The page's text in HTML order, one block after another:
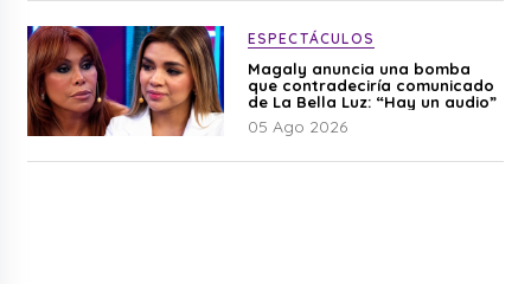
ESPECTÁCULOS
Magaly anuncia una bomba
que contradeciría comunicado
de La Bella Luz: “Hay un audio”
05 Ago 2026